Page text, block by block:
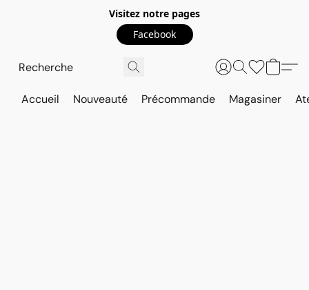
Visitez notre pages
Facebook
Accueil Nouveauté Précommande Magasiner